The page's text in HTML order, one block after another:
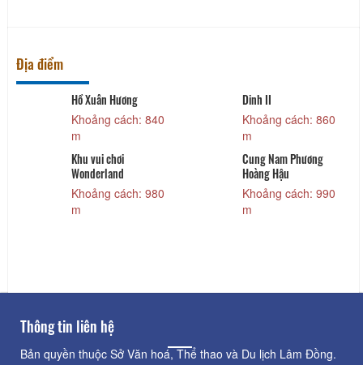
Địa điểm
Hồ Xuân Hương
Khoảng cách: 840
m
Dinh II
Khoảng cách: 860
m
Khu vui chơi
Wonderland
Khoảng cách: 980
m
Cung Nam Phương
Hoàng Hậu
Khoảng cách: 990
m
Thông tin liên hệ
Bản quyền thuộc Sở Văn hoá, Thể thao và Du lịch Lâm Đồng.